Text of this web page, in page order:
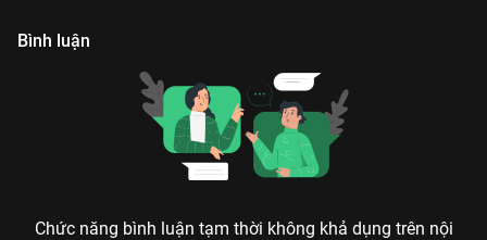
Bình luận
Chức năng bình luận tạm thời không khả dụng trên nội